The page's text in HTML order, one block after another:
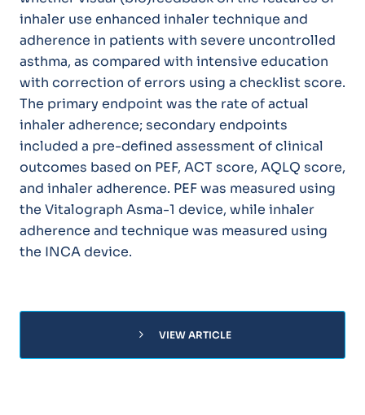
inhaler use enhanced inhaler technique and
adherence in patients with severe uncontrolled
asthma, as compared with intensive education
with correction of errors using a checklist score.
The primary endpoint was the rate of actual
inhaler adherence; secondary endpoints
included a pre-defined assessment of clinical
outcomes based on PEF, ACT score, AQLQ score,
and inhaler adherence. PEF was measured using
the Vitalograph Asma-1 device, while inhaler
adherence and technique was measured using
the INCA device.
chevron_right VIEW ARTICLE